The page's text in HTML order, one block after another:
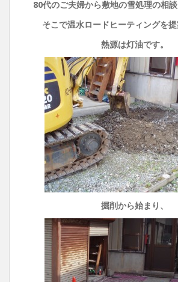
80代のご夫婦から敷地の雪処理の相談
そこで温水ロードヒーティングを提
熱源は灯油です。
掘削から始まり、